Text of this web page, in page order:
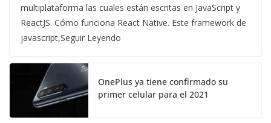
multiplataforma las cuales están escritas en JavaScript y
ReactJS. Cómo funciona React Native. Este framework de
javascript,Seguir Leyendo
OnePlus ya tiene confirmado su
primer celular para el 2021